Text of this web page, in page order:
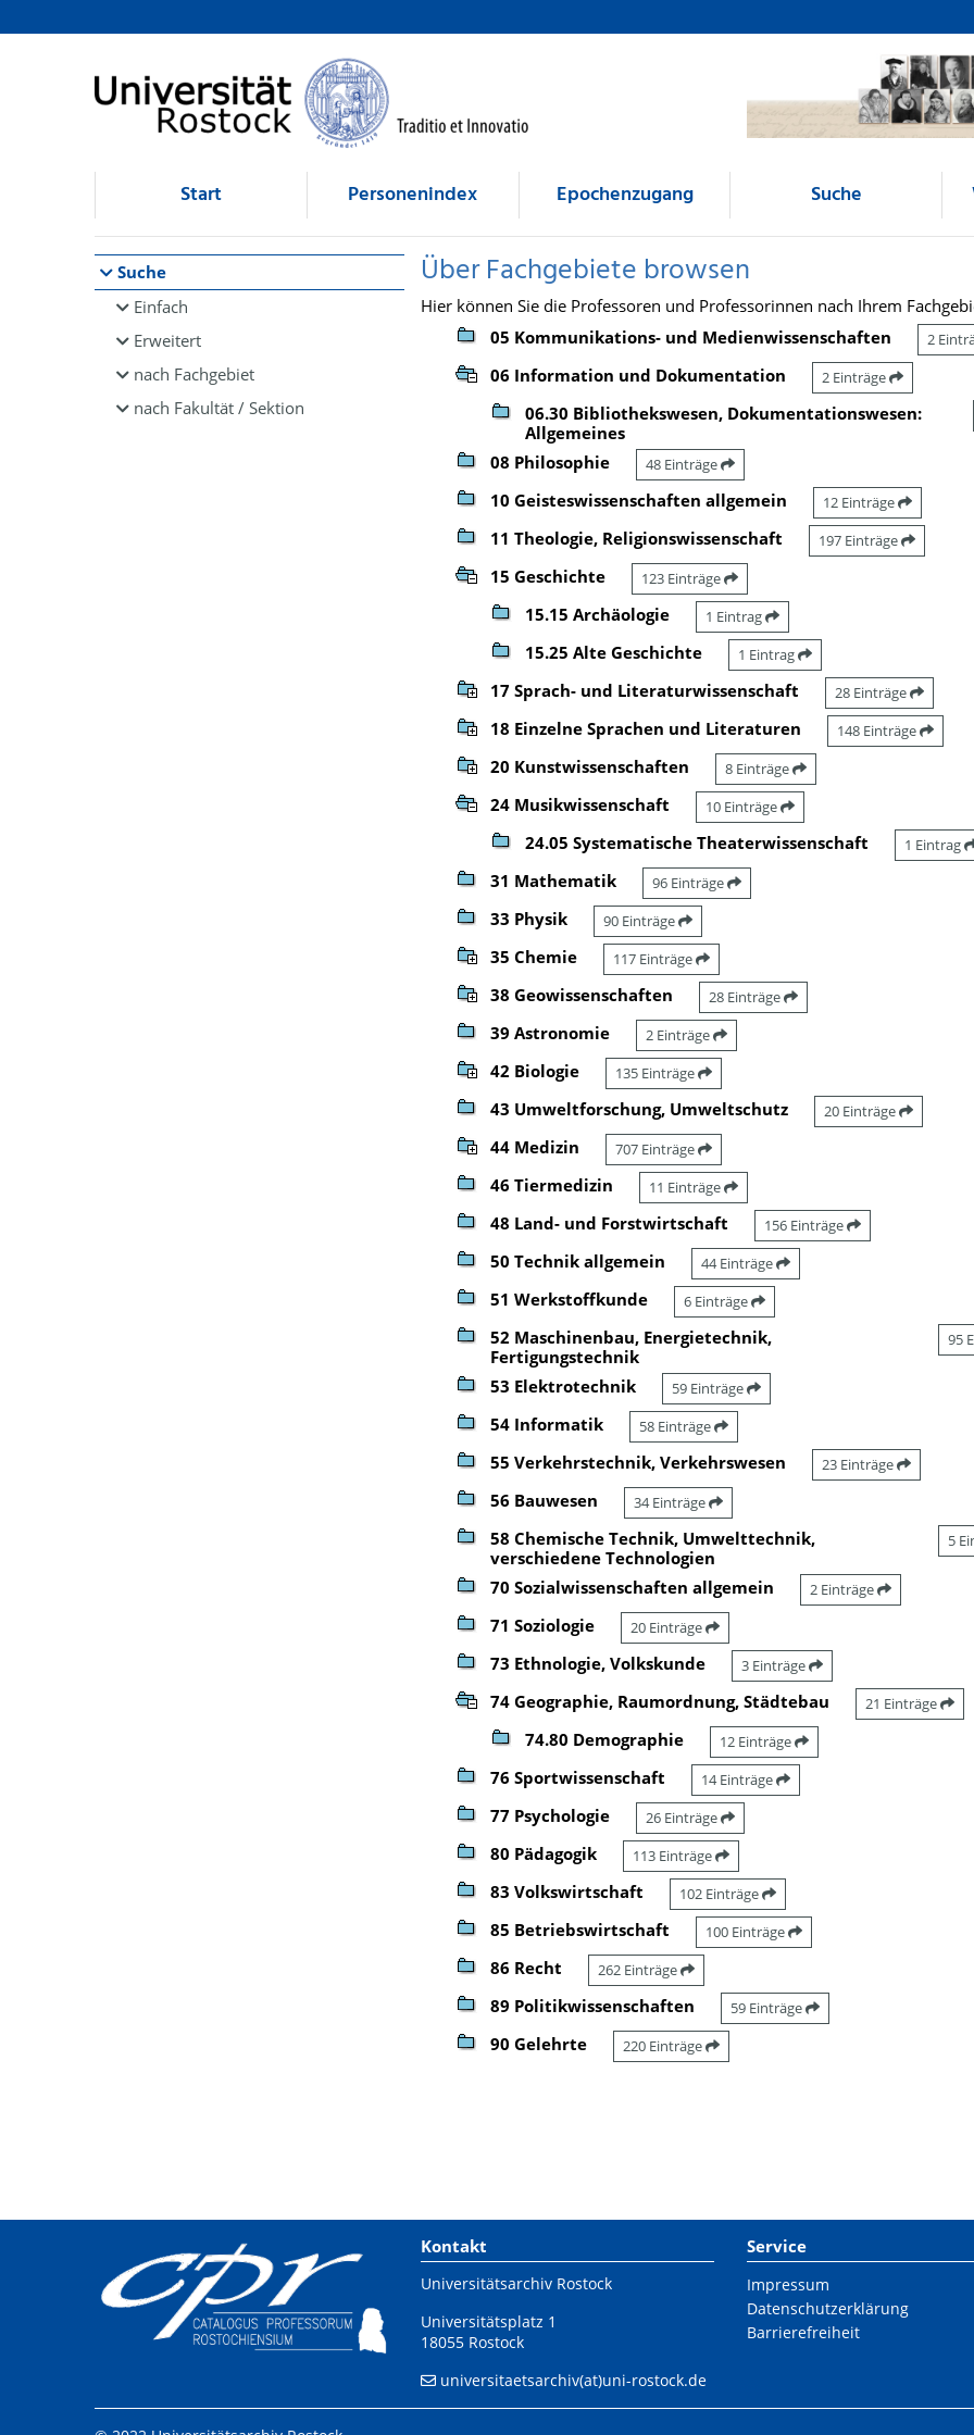
Browsen
direkt zum Inhalt
Start Personenindex Epochenzugang Suche
Suche
Einfach
Erweitert
nach Fachgebiet
nach Fakultät / Sektion
Über Fachgebiete browsen
Hier können Sie die Professoren und Professorinnen nach Ihrem
05 Kommunikations- und Medienwissenschaften
2
06 Information und Dokumentation 2 Einträge
06.30 Bibliothekswesen, Dokumentationswesen:
Allgemeines
08 Philosophie 48 Einträge
10 Geisteswissenschaften allgemein 12 Einträge
11 Theologie, Religionswissenschaft 197 Einträge
15 Geschichte 123 Einträge
15.15 Archäologie 1 Eintrag
15.25 Alte Geschichte 1 Eintrag
17 Sprach- und Literaturwissenschaft 28 Einträge
18 Einzelne Sprachen und Literaturen 148 Einträge
20 Kunstwissenschaften 8 Einträge
24 Musikwissenschaft 10 Einträge
24.05 Systematische Theaterwissenschaft 1 Eintrag
31 Mathematik 96 Einträge
33 Physik 90 Einträge
35 Chemie 117 Einträge
38 Geowissenschaften 28 Einträge
39 Astronomie 2 Einträge
42 Biologie 135 Einträge
43 Umweltforschung, Umweltschutz 20 Einträge
44 Medizin 707 Einträge
46 Tiermedizin 11 Einträge
48 Land- und Forstwirtschaft 156 Einträge
50 Technik allgemein 44 Einträge
51 Werkstoffkunde 6 Einträge
52 Maschinenbau, Energietechnik,
Fertigungstechnik
95
53 Elektrotechnik 59 Einträge
54 Informatik 58 Einträge
55 Verkehrstechnik, Verkehrswesen 23 Einträge
56 Bauwesen 34 Einträge
58 Chemische Technik, Umwelttechnik,
verschiedene Technologien
5
70 Sozialwissenschaften allgemein 2 Einträge
71 Soziologie 20 Einträge
73 Ethnologie, Volkskunde 3 Einträge
74 Geographie, Raumordnung, Städtebau 21 Einträge
74.80 Demographie 12 Einträge
76 Sportwissenschaft 14 Einträge
77 Psychologie 26 Einträge
80 Pädagogik 113 Einträge
83 Volkswirtschaft 102 Einträge
85 Betriebswirtschaft 100 Einträge
86 Recht 262 Einträge
89 Politikwissenschaften 59 Einträge
90 Gelehrte 220 Einträge
Kontakt
Universitätsarchiv Rostock
Universitätsplatz 1
18055 Rostock
universitaetsarchiv(at)uni-rostock.de
Service
Impressum
Datenschutzerklärung
Barrierefreiheit